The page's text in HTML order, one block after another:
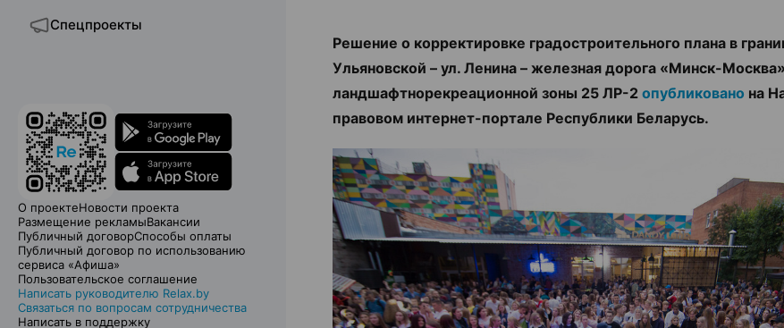
Спецпроекты
О проектеНовости проекта
Размещение рекламыВакансии
Публичный договорСпособы оплаты
Публичный договор по использованию
сервиса «Афиша»
Пользовательское соглашение
Написать руководителю Relax.by
Связаться по вопросам сотрудничества
Написать в поддержку
Решение о корректировке градостроительного плана в
Ульяновской – ул. Ленина – железная дорога «Минск-
ландшафтнорекреационной зоны 25 ЛР-2 опубликовано на
правовом интернет-портале Республики Беларусь.